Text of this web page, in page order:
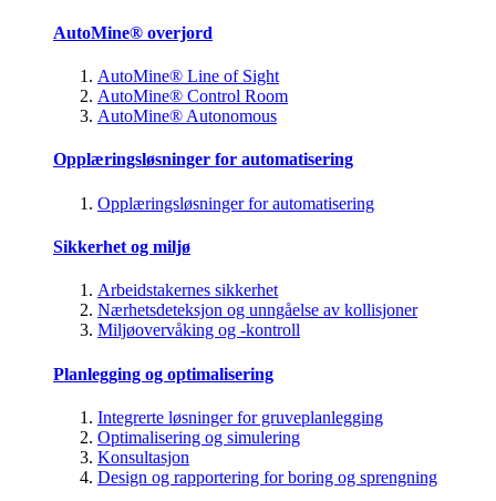
AutoMine® overjord
AutoMine® Line of Sight
AutoMine® Control Room
AutoMine® Autonomous
Opplæringsløsninger for automatisering
Opplæringsløsninger for automatisering
Sikkerhet og miljø
Arbeidstakernes sikkerhet
Nærhetsdeteksjon og unngåelse av kollisjoner
Miljøovervåking og -kontroll
Planlegging og optimalisering
Integrerte løsninger for gruveplanlegging
Optimalisering og simulering
Konsultasjon
Design og rapportering for boring og sprengning